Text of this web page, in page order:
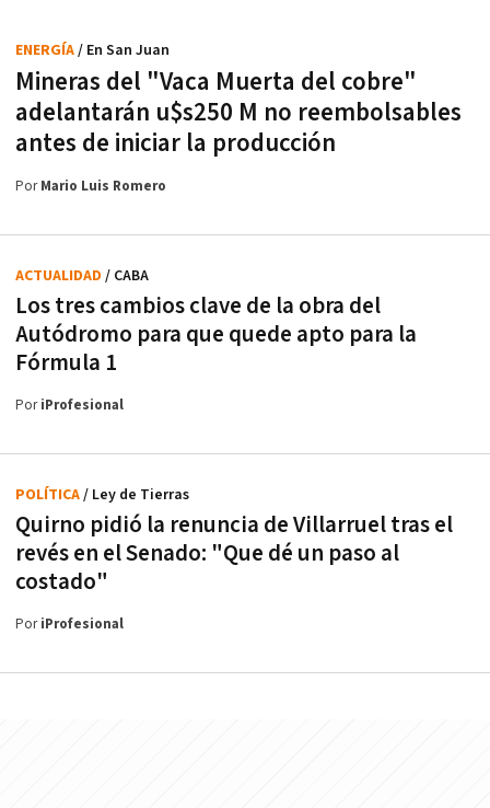
Mineras del "Vaca Muerta del cobre"
adelantarán u$s250 M no reembolsables
antes de iniciar la producción
ENERGÍA/ En San Juan
PorMario Luis Romero
Los tres cambios clave de la obra del
Autódromo para que quede apto para la
Fórmula 1
ACTUALIDAD / CABA
PoriProfesional
Quirno pidió la renuncia de Villarruel tras el
revés en el Senado: "Que dé un paso al
costado"
POLÍTICA/ Ley de Tierras
PoriProfesional